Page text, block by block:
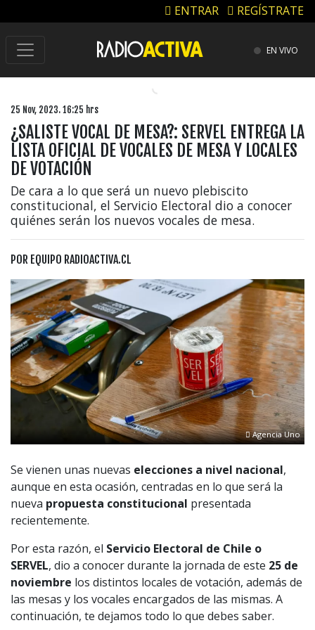
ENTRAR REGÍSTRATE
EN VIVO
25 Nov, 2023. 16:25 hrs
¿SALISTE VOCAL DE MESA?: SERVEL ENTREGA LA
LISTA OFICIAL DE VOCALES DE MESA Y LOCALES
DE VOTACIÓN
De cara a lo que será un nuevo plebiscito
constitucional, el Servicio Electoral dio a conocer
quiénes serán los nuevos vocales de mesa.
POR EQUIPO RADIOACTIVA.CL
Agencia Uno
Se vienen unas nuevas elecciones a nivel nacional,
aunque en esta ocasión, centradas en lo que será la
nueva propuesta constitucional presentada
recientemente.
Por esta razón, el Servicio Electoral de Chile o
SERVEL, dio a conocer durante la jornada de este 25 de
noviembre los distintos locales de votación, además de
las mesas y los vocales encargados de las mismas. A
continuación, te dejamos todo lo que debes saber.